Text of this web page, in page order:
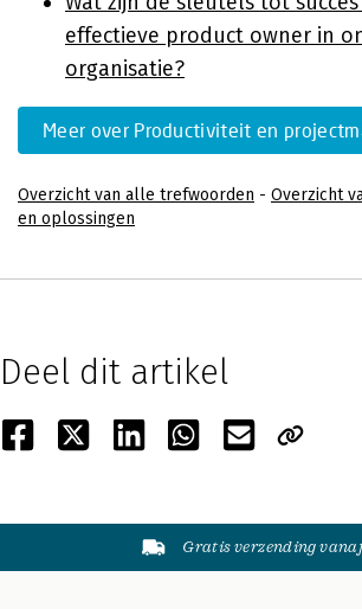
effectieve product owner in
organisatie?
Meer over Productiviteit en
Overzicht van alle trefwoorden - Overzicht
en oplossingen
Deel dit artikel
Gratis verzending